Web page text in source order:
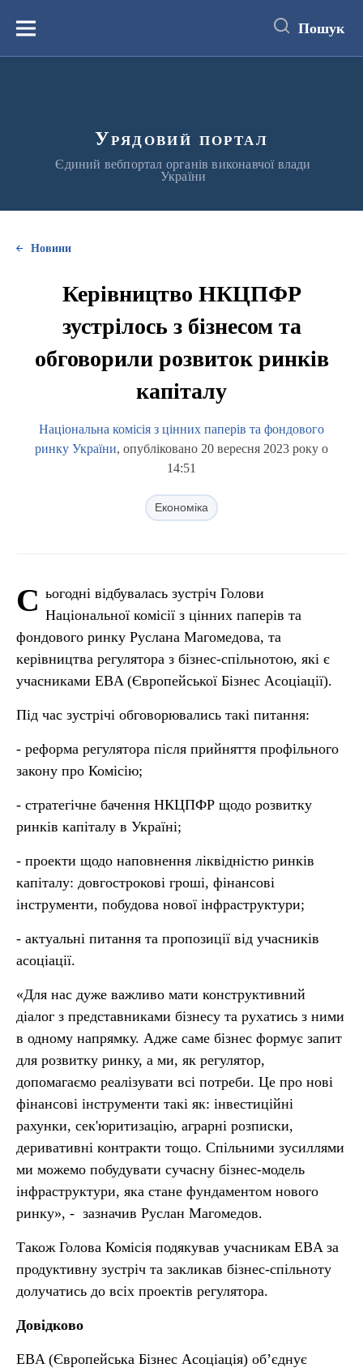
вмістуМеню Пошук
Урядовий портал
Єдиний вебпортал органів виконавчої влади
України
Новини
Керівництво НКЦПФР
зустрілось з бізнесом та
обговорили розвиток ринків
капіталу
Національна комісія з цінних паперів та фондового
ринку України, опубліковано 20 вересня 2023 року о
14:51
Економіка
С ьогодні відбувалась зустріч Голови
Національної комісії з цінних паперів та
фондового ринку Руслана Магомедова, та
керівництва регулятора з бізнес-спільнотою, які є
учасниками EBA (Європейської Бізнес Асоціації).
Під час зустрічі обговорювались такі питання:
- реформа регулятора після прийняття профільного
закону про Комісію;
- стратегічне бачення НКЦПФР щодо розвитку
ринків капіталу в Україні;
- проекти щодо наповнення ліквідністю ринків
капіталу: довгострокові гроші, фінансові
інструменти, побудова нової інфраструктури;
- актуальні питання та пропозиції від учасників
асоціації.
«Для нас дуже важливо мати конструктивний
діалог з представниками бізнесу та рухатись з ними
в одному напрямку. Адже саме бізнес формує запит
для розвитку ринку, а ми, як регулятор,
допомагаємо реалізувати всі потреби. Це про нові
фінансові інструменти такі як: інвестиційні
рахунки, сек'юритизацію, аграрні розписки,
деривативні контракти тощо. Спільними зусиллями
ми можемо побудувати сучасну бізнес-модель
інфраструктури, яка стане фундаментом нового
ринку», - зазначив Руслан Магомедов.
Також Голова Комісія подякував учасникам EBA за
продуктивну зустріч та закликав бізнес-спільноту
долучатись до всіх проектів регулятора.
Довідково
EBA (Європейська Бізнес Асоціація) об’єднує